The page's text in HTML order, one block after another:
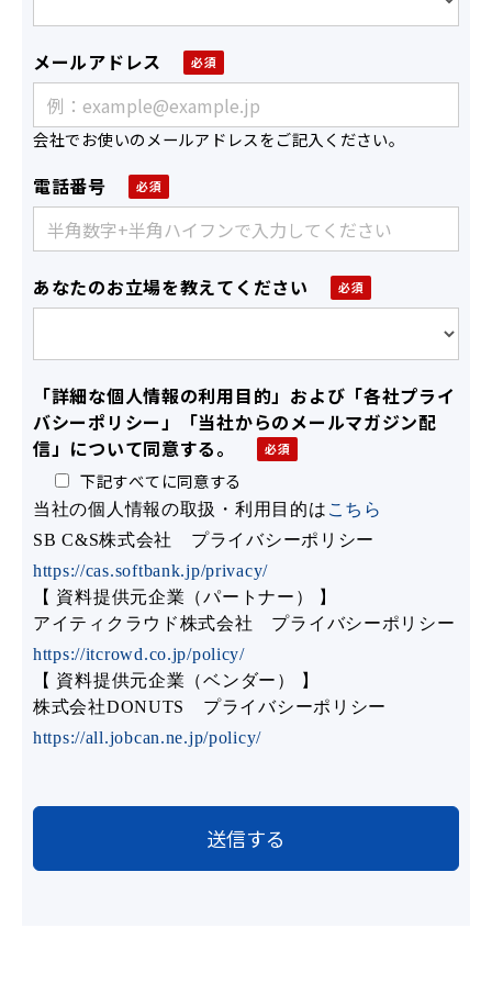
メールアドレス
会社でお使いのメールアドレスをご記入ください。
電話番号
あなたのお立場を教えてください
「詳細な個人情報の利用目的」および「各社プライ
バシーポリシー」「当社からのメールマガジン配
信」について同意する。
下記すべてに同意する
当社の個人情報の取扱・利用目的は こちら
SB C&S株式会社 プライバシーポリシー
https://cas.softbank.jp/privacy/
【 資料提供元企業（パートナー） 】
アイティクラウド株式会社 プライバシーポリシー
https://itcrowd.co.jp/policy/
【 資料提供元企業（ベンダー） 】
株式会社DONUTS プライバシーポリシー
https://all.jobcan.ne.jp/policy/